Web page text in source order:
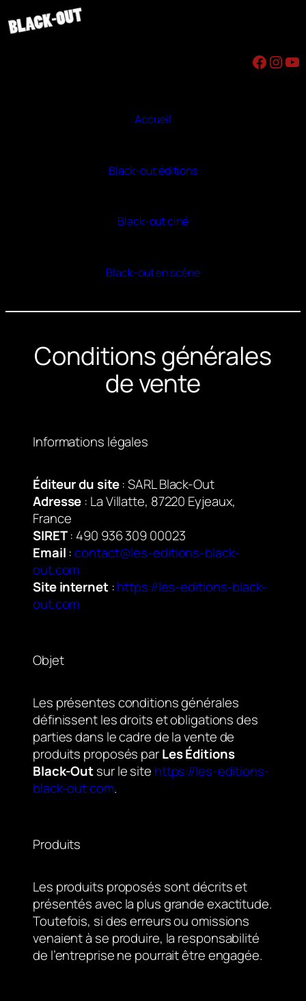
Aller
au
Facebook Instagram YouTube
Accueil
Black-out éditions
Black-out ciné
Black-out en scène
Conditions générales
de vente
Informations légales
Éditeur du site: SARL Black-Out
Adresse : La Villatte, 87220 Eyjeaux,
France
SIRET: 490 936 309 00023
Email :contact@les-editions-black-
out.com
Site internet:https://les-editions-black-
out.com
Objet
Les présentes conditions générales
définissent les droits et obligations des
parties dans le cadre de la vente de
produits proposés parLes Éditions
Black-Outsur le site https://les-editions-
black-out.com.
Produits
Les produits proposés sont décrits et
présentés avec la plus grande exactitude.
Toutefois, si des erreurs ou omissions
venaient à se produire, la responsabilité
de l’entreprise ne pourrait être engagée.